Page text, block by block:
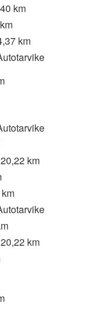
km
km
km
km